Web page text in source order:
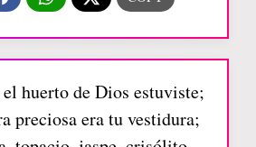
el huerto de Dios estuviste;
preciosa era tu vestidura;